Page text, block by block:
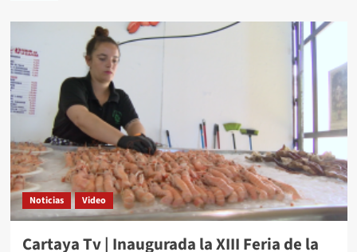
Noticias Video
Cartaya Tv | Inaugurada la XIII Feria de la